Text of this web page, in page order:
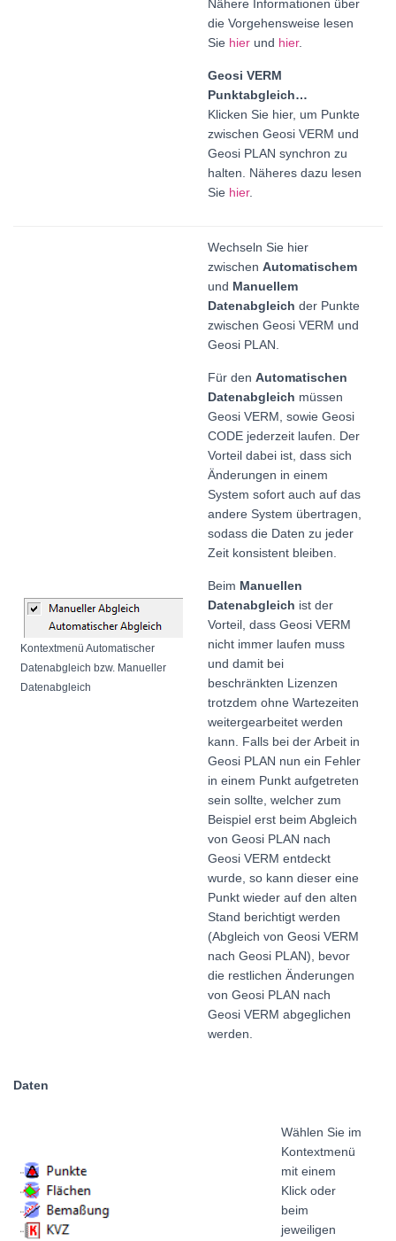
Nähere Informationen über
die Vorgehensweise lesen
Sie hier und hier.
Geosi VERM
Punktabgleich…
Klicken Sie hier, um Punkte
zwischen Geosi VERM und
Geosi PLAN synchron zu
halten. Näheres dazu lesen
Sie hier.
Kontextmenü Automatischer
Datenabgleich bzw. Manueller
Datenabgleich
Wechseln Sie hier
zwischen Automatischem
und Manuellem
Datenabgleich der Punkte
zwischen Geosi VERM und
Geosi PLAN.
Für den Automatischen
Datenabgleich müssen
Geosi VERM, sowie Geosi
CODE jederzeit laufen. Der
Vorteil dabei ist, dass sich
Änderungen in einem
System sofort auch auf das
andere System übertragen,
sodass die Daten zu jeder
Zeit konsistent bleiben.
Beim Manuellen
Datenabgleich ist der
Vorteil, dass Geosi VERM
nicht immer laufen muss
und damit bei
beschränkten Lizenzen
trotzdem ohne Wartezeiten
weitergearbeitet werden
kann. Falls bei der Arbeit in
Geosi PLAN nun ein Fehler
in einem Punkt aufgetreten
sein sollte, welcher zum
Beispiel erst beim Abgleich
von Geosi PLAN nach
Geosi VERM entdeckt
wurde, so kann dieser eine
Punkt wieder auf den alten
Stand berichtigt werden
(Abgleich von Geosi VERM
nach Geosi PLAN), bevor
die restlichen Änderungen
von Geosi PLAN nach
Geosi VERM abgeglichen
werden.
Daten
Wählen Sie im
Kontextmenü
mit einem
Klick oder
beim
jeweiligen